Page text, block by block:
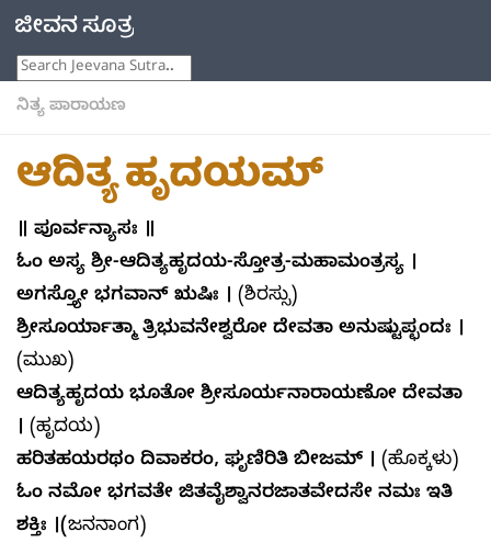
Skip to content
ಜೀವನ ಸೂತ್ರ
ನಿತ್ಯ ಪಾರಾಯಣ
ಆದಿತ್ಯ ಹೃದಯಮ್
॥ ಪೂರ್ವನ್ಯಾಸಃ ॥
ಓಂ ಅಸ್ಯ ಶ್ರೀ-ಆದಿತ್ಯಹೃದಯ-ಸ್ತೋತ್ರ-ಮಹಾಮಂತ್ರಸ್ಯ ।
ಅಗಸ್ತ್ಯೋ ಭಗವಾನ್ ಋಷಿಃ । (ಶಿರಸ್ಸು)
ಶ್ರೀಸೂರ್ಯಾತ್ಮಾ ತ್ರಿಭುವನೇಶ್ವರೋ ದೇವತಾ ಅನುಷ್ಟುಪ್ಛಂದಃ ।
(ಮುಖ)
ಆದಿತ್ಯಹೃದಯ ಭೂತೋ ಶ್ರೀಸೂರ್ಯನಾರಾಯಣೋ ದೇವತಾ
। (ಹೃದಯ)
ಹರಿತಹಯರಥಂ ದಿವಾಕರಂ, ಘೃಣಿರಿತಿ ಬೀಜಮ್ । (ಹೊಕ್ಕಳು)
ಓಂ ನಮೋ ಭಗವತೇ ಜಿತವೈಶ್ವಾನರಜಾತವೇದಸೇ ನಮಃ ಇತಿ
ಶಕ್ತಿಃ ।(ಜನನಾಂಗ)